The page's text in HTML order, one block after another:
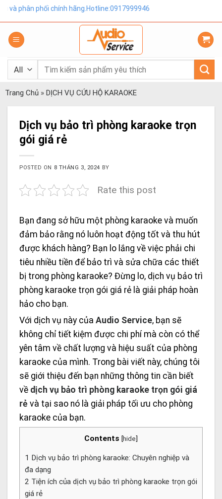
Skip
content
chính hãng.Hotline:0917999946
kiếm:
Trang Chủ» DỊCH VỤ CỨU HỘ KARAOKE
Dịch vụ bảo trì phòng karaoke trọn
gói giá rẻ
POSTED ON 8 THÁNG 3, 2024 BY
Rate this post
Bạn đang sở hữu một phòng karaoke và muốn
đảm bảo rằng nó luôn hoạt động tốt và thu hút
được khách hàng? Bạn lo lắng về việc phải chi
tiêu nhiều tiền để bảo trì và sửa chữa các thiết
bị trong phòng karaoke? Đừng lo, dịch vụ bảo trì
phòng karaoke trọn gói giá rẻ là giải pháp hoàn
hảo cho bạn.
Với dịch vụ này của Audio Service, bạn sẽ
không chỉ tiết kiệm được chi phí mà còn có thể
yên tâm về chất lượng và hiệu suất của phòng
karaoke của mình. Trong bài viết này, chúng tôi
sẽ giới thiệu đến bạn những thông tin cần biết
về dịch vụ bảo trì phòng karaoke trọn gói giá
rẻ và tại sao nó là giải pháp tối ưu cho phòng
karaoke của bạn.
Contents [hide]
1 Dịch vụ bảo trì phòng karaoke: Chuyên nghiệp và
đa dạng
2 Tiện ích của dịch vụ bảo trì phòng karaoke trọn gói
giá rẻ